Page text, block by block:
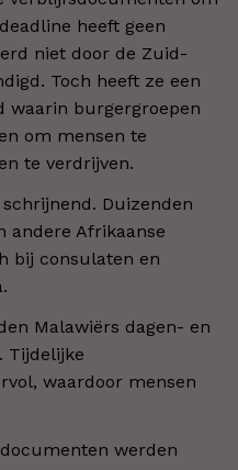
heeft geen
niet door de Zuid-
Toch heeft ze een
waarin burgergroepen
om mensen te
te verdrijven.
Duizenden
andere Afrikaanse
bij consulaten en
Malawiërs dagen- en
Tijdelijke
waardoor mensen
werden